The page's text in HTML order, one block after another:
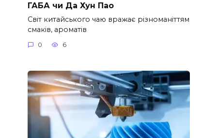
ГАБА чи Да Хун Пао
Світ китайського чаю вражає різноманіттям
смаків, ароматів
0 6